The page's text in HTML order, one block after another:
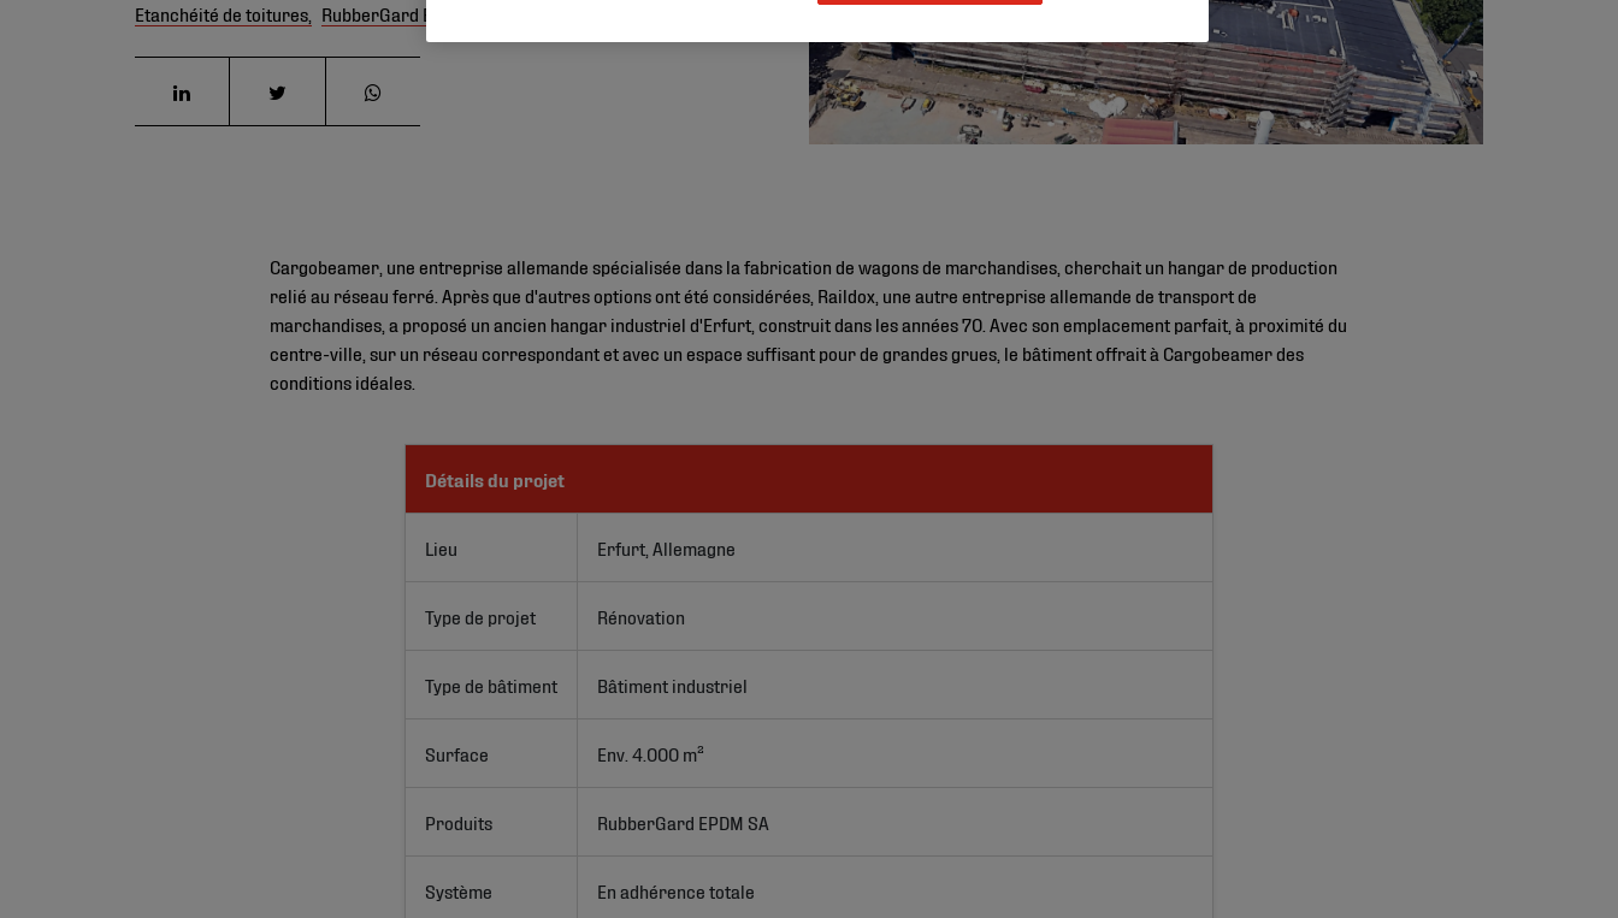
Etanchéité de toitures, RubberGard EPDM SA,
Cargobeamer, une entreprise allemande spécialisée dans la fabrication de wagons de marchandises, cherchait un hangar de production
relié au réseau ferré. Après que d'autres options ont été considérées, Raildox, une autre entreprise allemande de transport de
marchandises, a proposé un ancien hangar industriel d'Erfurt, construit dans les années 70. Avec son emplacement parfait, à proximité du
centre-ville, sur un réseau correspondant et avec un espace suffisant pour de grandes grues, le bâtiment offrait à Cargobeamer des
conditions idéales.
Détails du projet
Lieu Erfurt, Allemagne
Type de projet Rénovation
Type de bâtiment Bâtiment industriel
Surface Env. 4.000 m²
Produits RubberGard EPDM SA
Système En adhérence totale